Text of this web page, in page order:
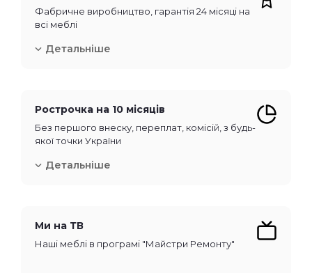
Фабричне виробництво, гарантія 24 місяці на
всі меблі
Детальніше
Рострочка на 10 місяців
Без першого внеску, переплат, комісій, з будь-
якої точки України
Детальніше
Ми на ТВ
Наші меблі в програмі "Майстри Ремонту"